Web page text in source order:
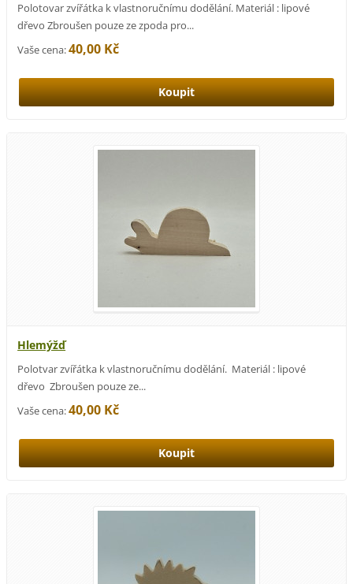
Polotovar zvířátka k vlastnoručnímu dodělání. Materiál : lipové
dřevo Zbroušen pouze ze zpoda pro...
Vaše cena:40,00 Kč
Hlemýžď
Polotvar zvířátka k vlastnoručnímu dodělání. Materiál : lipové
dřevo Zbroušen pouze ze...
Vaše cena:40,00 Kč